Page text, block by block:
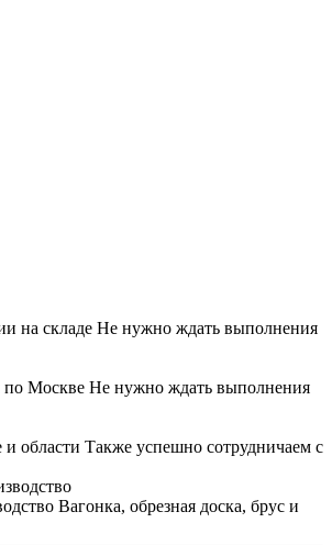
на складе Не нужно ждать выполнения
Москве Не нужно ждать выполнения
области Также успешно сотрудничаем с
Вагонка, обрезная доска, брус и